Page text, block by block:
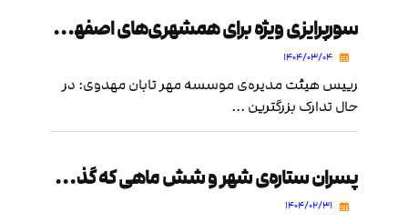
سورپرایزی ویژه برای همشهری‌های اصفهانی در دهه ولایت
۱۴۰۴/۰۳/۰۴
رییس هیئت مدیره‌ی موسسه مهر تابان مهدوی: در
حال تدارک بزرگترین ...
پسران ستاره‌ی شهر و شش ماهی که گذشت
۱۴۰۴/۰۲/۳۱